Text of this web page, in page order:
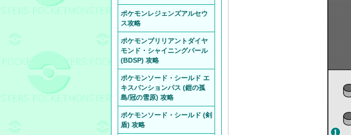
ポケモンレジェンズアルセウ
ス攻略
ポケモンブリリアントダイヤ
モンド・シャイニングパール
(BDSP) 攻略
ポケモンソード・シールド エ
キスパンションパス (鎧の孤
島/冠の雪原) 攻略
ポケモンソード・シールド (剣
盾) 攻略